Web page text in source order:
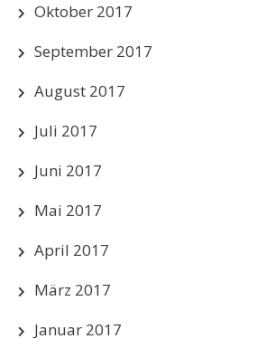
Oktober 2017
September 2017
August 2017
Juli 2017
Juni 2017
Mai 2017
April 2017
März 2017
Januar 2017